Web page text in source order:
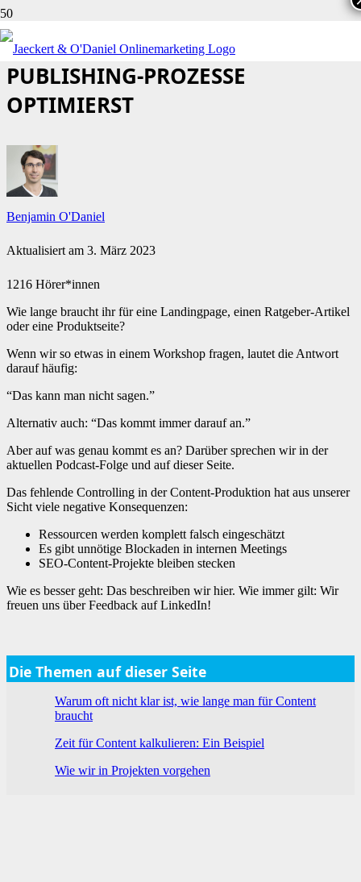
WIE DU DEINE INTERNEN
PUBLISHING-PROZESSE
OPTIMIERST
Benjamin O'Daniel
Aktualisiert am 3. März 2023
1216 Hörer*innen
Wie lange braucht ihr für eine Landingpage, einen Ratgeber-Artikel
oder eine Produktseite?
Wenn wir so etwas in einem Workshop fragen, lautet die Antwort
darauf häufig:
“Das kann man nicht sagen.”
Alternativ auch: “Das kommt immer darauf an.”
Aber auf was genau kommt es an? Darüber sprechen wir in der
aktuellen Podcast-Folge und auf dieser Seite.
Das fehlende Controlling in der Content-Produktion hat aus unserer
Sicht viele negative Konsequenzen:
Ressourcen werden komplett falsch eingeschätzt
Es gibt unnötige Blockaden in internen Meetings
SEO-Content-Projekte bleiben stecken
Wie es besser geht: Das beschreiben wir hier. Wie immer gilt: Wir
freuen uns über Feedback auf LinkedIn!
Die Themen auf dieser Seite
Warum oft nicht klar ist, wie lange man für Content
braucht
Zeit für Content kalkulieren: Ein Beispiel
Wie wir in Projekten vorgehen